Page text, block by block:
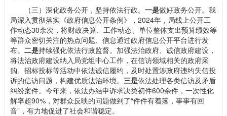
（三）深化政务公开，坚持依法行政。 一是做好政务公开。我
局深入贯彻落实《政府信息公开条例》，2024年，局线上公开工
作动态30余次，将财政决算、工作动态、单位整体支出预算绩效等
等群众密切关注的热点问题、信息通过政府信息公开平台进行发
布。 二是持续强化依法行政监督。加强法治政府、诚信政府建设，
将法治政府建设纳入局党组中心工作，在信访领域相关的政府采
购、招标投标等活动中依法诚信履约，及时处置涉政府违约失信投
诉的信访问题，构建优质法治环境。 三是依法处理各类信访及矛盾
纠纷案件。今年来，依法办结申诉求决类初件600余件，一次性化
解率超90%，对群众反映的问题做到了“件件有着落，事事有回
音”，有力地促进了社会和谐稳定。